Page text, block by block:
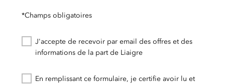
*Champs obligatoires
J'accepte de recevoir par email des offres et des
informations de la part de Liaigre
En remplissant ce formulaire, je certifie avoir lu et